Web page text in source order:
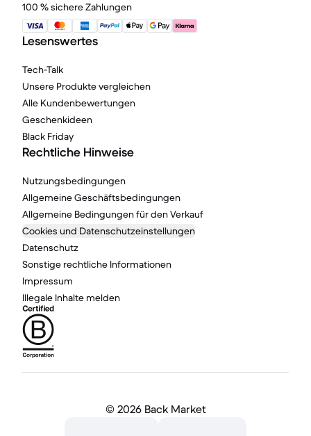
100 % sichere Zahlungen
Lesenswertes
Tech-Talk
Unsere Produkte vergleichen
Alle Kundenbewertungen
Geschenkideen
Black Friday
Rechtliche Hinweise
Nutzungsbedingungen
Allgemeine Geschäftsbedingungen
Allgemeine Bedingungen für den Verkauf
Cookies und Datenschutzeinstellungen
Datenschutz
Sonstige rechtliche Informationen
Impressum
Illegale Inhalte melden
© 2026 Back Market